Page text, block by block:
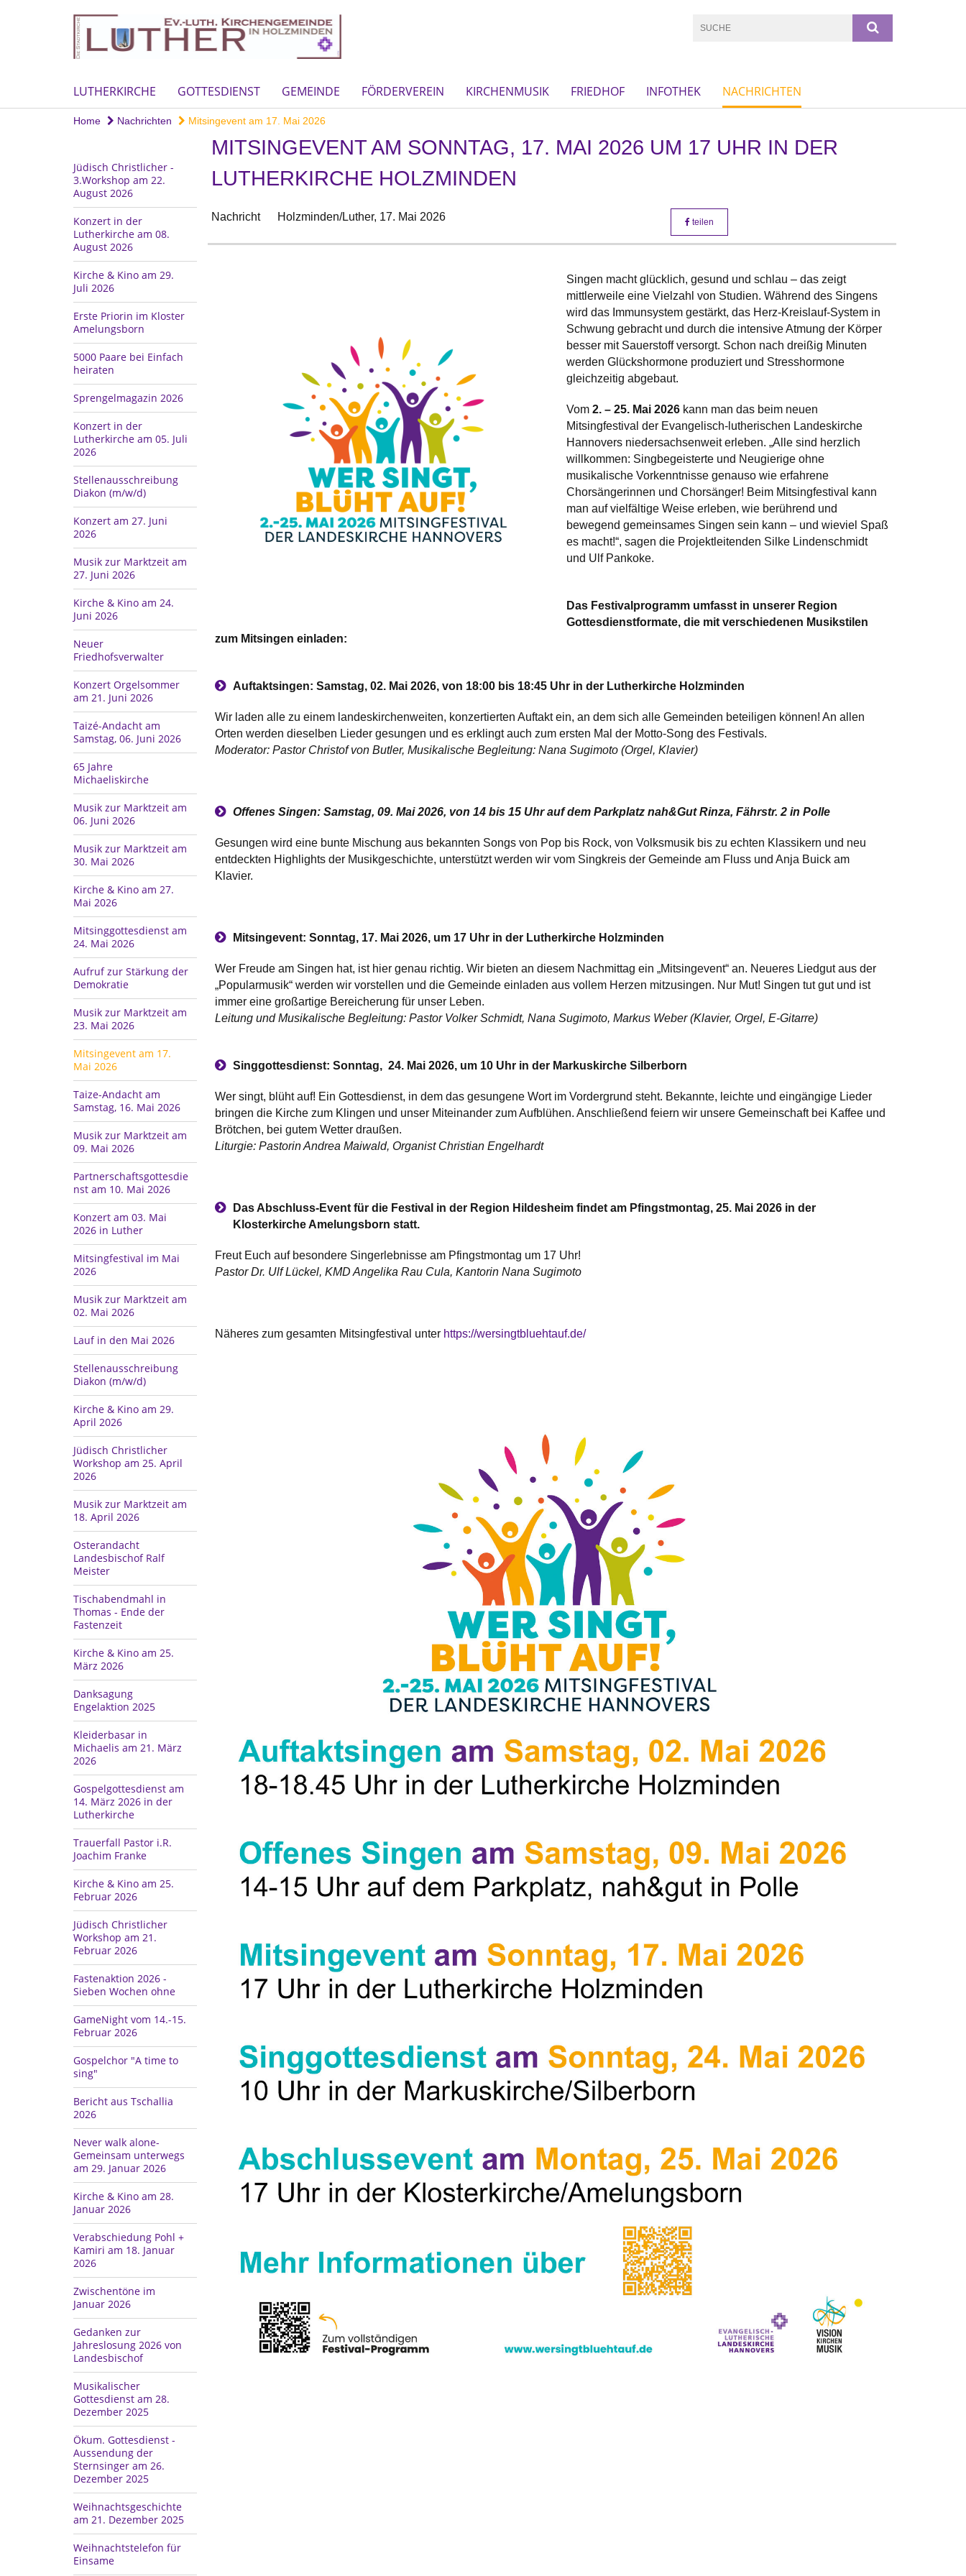
LUTHERKIRCHE GOTTESDIENST GEMEINDE FÖRDERVEREIN KIRCHENMUSIK FRIEDHOF INFOTHEK NACHRICHTEN
Home Nachrichten Mitsingevent am 17. Mai 2026
Jüdisch Christlicher -
3.Workshop am 22.
August 2026
Konzert in der
Lutherkirche am 08.
August 2026
Kirche & Kino am 29.
Juli 2026
Erste Priorin im Kloster
Amelungsborn
5000 Paare bei Einfach
heiraten
Sprengelmagazin 2026
Konzert in der
Lutherkirche am 05. Juli
2026
Stellenausschreibung
Diakon (m/w/d)
Konzert am 27. Juni
2026
Musik zur Marktzeit am
27. Juni 2026
Kirche & Kino am 24.
Juni 2026
Neuer
Friedhofsverwalter
Konzert Orgelsommer
am 21. Juni 2026
Taizé-Andacht am
Samstag, 06. Juni 2026
65 Jahre
Michaeliskirche
Musik zur Marktzeit am
06. Juni 2026
Musik zur Marktzeit am
30. Mai 2026
Kirche & Kino am 27.
Mai 2026
Mitsinggottesdienst am
24. Mai 2026
Aufruf zur Stärkung der
Demokratie
Musik zur Marktzeit am
23. Mai 2026
Mitsingevent am 17.
Mai 2026
Taize-Andacht am
Samstag, 16. Mai 2026
Musik zur Marktzeit am
09. Mai 2026
Partnerschaftsgottesdie
nst am 10. Mai 2026
Konzert am 03. Mai
2026 in Luther
Mitsingfestival im Mai
2026
Musik zur Marktzeit am
02. Mai 2026
Lauf in den Mai 2026
Stellenausschreibung
Diakon (m/w/d)
Kirche & Kino am 29.
April 2026
Jüdisch Christlicher
Workshop am 25. April
2026
Musik zur Marktzeit am
18. April 2026
Osterandacht
Landesbischof Ralf
Meister
Tischabendmahl in
Thomas - Ende der
Fastenzeit
Kirche & Kino am 25.
März 2026
Danksagung
Engelaktion 2025
Kleiderbasar in
Michaelis am 21. März
2026
Gospelgottesdienst am
14. März 2026 in der
Lutherkirche
Trauerfall Pastor i.R.
Joachim Franke
Kirche & Kino am 25.
Februar 2026
Jüdisch Christlicher
Workshop am 21.
Februar 2026
Fastenaktion 2026 -
Sieben Wochen ohne
GameNight vom 14.-15.
Februar 2026
Gospelchor "A time to
sing"
Bericht aus Tschallia
2026
Never walk alone-
Gemeinsam unterwegs
am 29. Januar 2026
Kirche & Kino am 28.
Januar 2026
Verabschiedung Pohl +
Kamiri am 18. Januar
2026
Zwischentöne im
Januar 2026
Gedanken zur
Jahreslosung 2026 von
Landesbischof
Musikalischer
Gottesdienst am 28.
Dezember 2025
Ökum. Gottesdienst -
Aussendung der
Sternsinger am 26.
Dezember 2025
Weihnachtsgeschichte
am 21. Dezember 2025
Weihnachtstelefon für
Einsame
MITSINGEVENT AM SONNTAG, 17. MAI 2026 UM 17 UHR IN DER
LUTHERKIRCHE HOLZMINDEN
Nachricht Holzminden/Luther, 17. Mai 2026 teilen
Singen macht glücklich, gesund und schlau – das zeigt
mittlerweile eine Vielzahl von Studien. Während des Singens
wird das Immunsystem gestärkt, das Herz-Kreislauf-System in
Schwung gebracht und durch die intensive Atmung der Körper
besser mit Sauerstoff versorgt. Schon nach dreißig Minuten
werden Glückshormone produziert und Stresshormone
gleichzeitig abgebaut.
Vom 2. – 25. Mai 2026kann man das beim neuen
Mitsingfestival der Evangelisch-lutherischen Landeskirche
Hannovers niedersachsenweit erleben. „Alle sind herzlich
willkommen: Singbegeisterte und Neugierige ohne
musikalische Vorkenntnisse genauso wie erfahrene
Chorsängerinnen und Chorsänger! Beim Mitsingfestival kann
man auf vielfältige Weise erleben, wie berührend und
bewegend gemeinsames Singen sein kann – und wieviel Spaß
es macht!“, sagen die Projektleitenden Silke Lindenschmidt
und Ulf Pankoke.
Das Festivalprogramm umfasst in unserer Region
Gottesdienstformate, die mit verschiedenen Musikstilen
zum Mitsingen einladen:
Auftaktsingen: Samstag, 02. Mai 2026, von 18:00 bis 18:45 Uhr in der Lutherkirche Holzminden
Wir laden alle zu einem landeskirchenweiten, konzertierten Auftakt ein, an dem sich alle Gemeinden beteiligen können! An allen
Orten werden dieselben Lieder gesungen und es erklingt auch zum ersten Mal der Motto-Song des Festivals.
Moderator: Pastor Christof von Butler, Musikalische Begleitung: Nana Sugimoto (Orgel, Klavier)
Offenes Singen: Samstag, 09. Mai 2026, von 14 bis 15 Uhr auf dem Parkplatz nah&Gut Rinza, Fährstr. 2 in Polle
Gesungen wird eine bunte Mischung aus bekannten Songs von Pop bis Rock, von Volksmusik bis zu echten Klassikern und neu
entdeckten Highlights der Musikgeschichte, unterstützt werden wir vom Singkreis der Gemeinde am Fluss und Anja Buick am
Klavier.
Mitsingevent: Sonntag, 17. Mai 2026, um 17 Uhr in der Lutherkirche Holzminden
Wer Freude am Singen hat, ist hier genau richtig. Wir bieten an diesem Nachmittag ein „Mitsingevent“ an. Neueres Liedgut aus der
„Popularmusik“ werden wir vorstellen und die Gemeinde einladen aus vollem Herzen mitzusingen. Nur Mut! Singen tut gut und ist
immer eine großartige Bereicherung für unser Leben.
Leitung und Musikalische Begleitung: Pastor Volker Schmidt, Nana Sugimoto, Markus Weber (Klavier, Orgel, E-Gitarre)
Singgottesdienst: Sonntag, 24. Mai 2026, um 10 Uhr in der Markuskirche Silberborn
Wer singt, blüht auf! Ein Gottesdienst, in dem das gesungene Wort im Vordergrund steht. Bekannte, leichte und eingängige Lieder
bringen die Kirche zum Klingen und unser Miteinander zum Aufblühen. Anschließend feiern wir unsere Gemeinschaft bei Kaffee und
Brötchen, bei gutem Wetter draußen.
Liturgie: Pastorin Andrea Maiwald, Organist Christian Engelhardt
Das Abschluss-Event für die Festival in der Region Hildesheim findet am Pfingstmontag, 25. Mai 2026 in der
Klosterkirche Amelungsborn statt.
Freut Euch auf besondere Singerlebnisse am Pfingstmontag um 17 Uhr!
Pastor Dr. Ulf Lückel, KMD Angelika Rau Cula, Kantorin Nana Sugimoto
Näheres zum gesamten Mitsingfestival unter https://wersingtbluehtauf.de/